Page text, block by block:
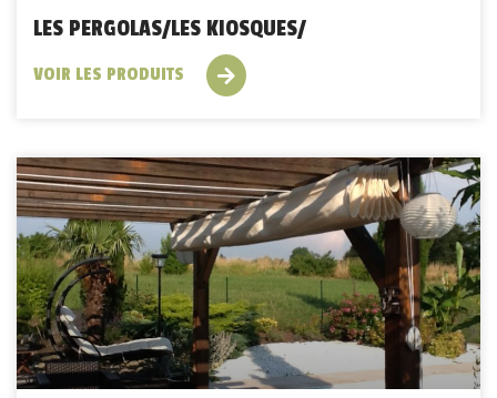
LES PERGOLAS/LES KIOSQUES/
VOIR LES PRODUITS